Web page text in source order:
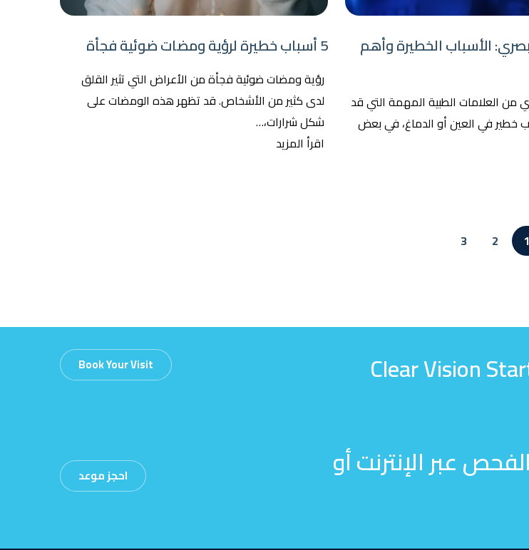
الأسباب الخطيرة وأهم
من العلامات الطبية المهمة التي قد
في العين أو الدماغ، في بعض
5 أسباب خطيرة لرؤية ومضات ضوئية فجأة
رؤية ومضات ضوئية فجأة من الأعراض التي تثير القلق
لدى كثير من الأشخاص. قد تظهر هذه الومضات على
شكل شرارات،…
اقرأ المزيد
1
2
3
Clear Vision
Book Your Visit
عبر الإنترنت أو
احجز موعد